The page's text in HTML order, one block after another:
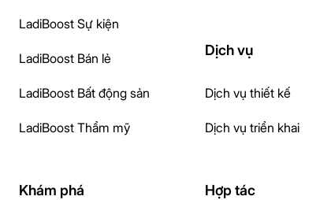
LadiBoost Sự kiện
LadiBoost Bán lẻ
LadiBoost Bất động sản
LadiBoost Thẩm mỹ
Dịch vụ
Dịch vụ thiết kế
Dịch vụ triển khai
Khám phá Hợp tác